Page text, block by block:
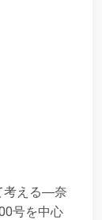
考える―奈
号を中心